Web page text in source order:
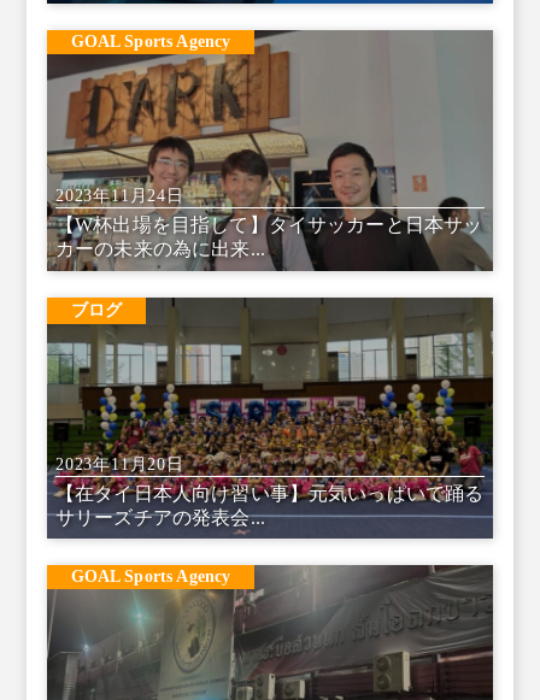
GOAL Sports Agency
2023年11月24日
【W杯出場を目指して】タイサッカーと日本サッ
カーの未来の為に出来...
ブログ
2023年11月20日
【在タイ日本人向け習い事】元気いっぱいで踊る
サリーズチアの発表会...
GOAL Sports Agency